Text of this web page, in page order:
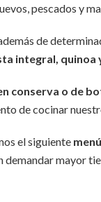
pescados y
de
integral, quinoa
conserva o de
de cocinar
el siguiente
demandar mayor